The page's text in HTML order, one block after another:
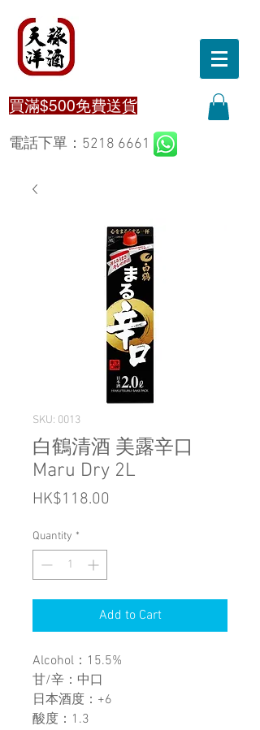
買滿$500免費送貨
電話下單：5218 6661
SKU: 0013
白鶴清酒 美露辛口
Maru Dry 2L
HK$118.00
Quantity *
Add to Cart
Alcohol：15.5%
甘/辛：中口
日本酒度：+6
酸度：1.3